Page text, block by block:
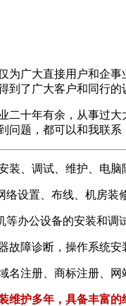
为广大直接用户和企
到了广大客户和同行的
二十年有余，从事过
问题，都可以和我联系
装、调试、维护、电脑
络设置、布线、机房装
等办公设备的安装和调
故障诊断，操作系统安
名注册、商标注册、网
维护多年，具备丰富